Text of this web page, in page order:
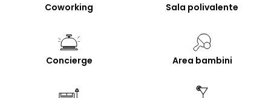
Coworking Sala polivalente
Concierge Area bambini